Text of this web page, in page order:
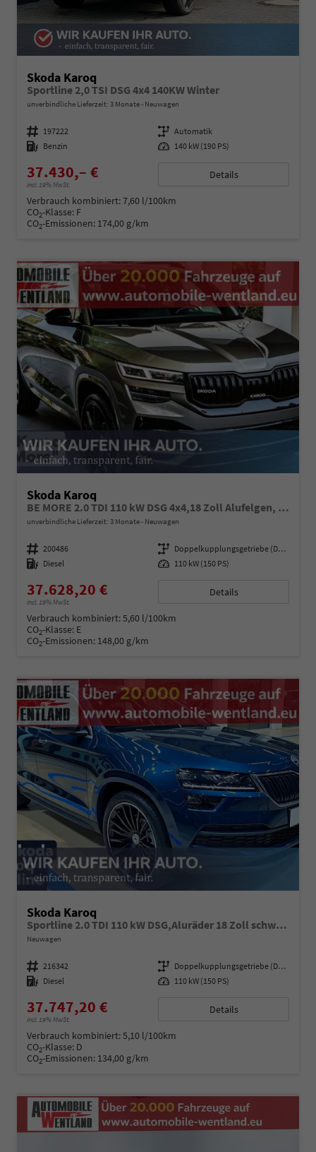
Skoda Karoq
Sportline 2,0 TSI DSG 4x4 140KW Winter
unverbindliche Lieferzeit: 3 Monate Neuwagen
Fahrzeugnummer 197222 Getriebe Automatik
Kraftstoff Benzin Leistung 140 kW (190 PS)
37.430,– €
incl. 19% MwSt.
Details
Verbrauch kombiniert:7,60 l/100km
CO2-Klasse: F
CO2-Emissionen: 174,00 g/km
Skoda Karoq
BE MORE 2.0 TDI 110 kW DSG 4x4,18 Zoll Alufelgen, Reserverad, Rückkamera, Kessy Full, PDC 4+H, Klimaautomatik, Licht & Sicht Paket, Metallfarbe, Heckspoiler, Sun Set, Ambiente Light, LED, 4 Jahre Garantie
unverbindliche Lieferzeit: 3 Monate Neuwagen
Fahrzeugnummer 200486 Getriebe
Doppelkupplungsgetriebe (DSG)
Kraftstoff Diesel Leistung 110 kW (150 PS)
37.628,20 €
incl. 19% MwSt.
Details
Verbrauch kombiniert:5,60 l/100km
CO2-Klasse: E
CO2-Emissionen: 148,00 g/km
Skoda Karoq
Sportline 2.0 TDI 110 kW DSG,Aluräder 18 Zoll schwarz, Sonderfarbe Stahlgrau,Phone Box, Klimaauromatik,LED MATRIX, dynamische Blinkleuchten,Drive Mode Seledct, Kessy Full, Navigation, Sun Set,Rückkamera, PDC,LED , 4J. Grantie, Virt. Cockpit
Neuwagen
Fahrzeugnummer 216342 Getriebe
Doppelkupplungsgetriebe (DSG)
Kraftstoff Diesel Leistung 110 kW (150 PS)
37.747,20 €
incl. 19% MwSt.
Details
Verbrauch kombiniert:5,10 l/100km
CO2-Klasse: D
CO2-Emissionen: 134,00 g/km